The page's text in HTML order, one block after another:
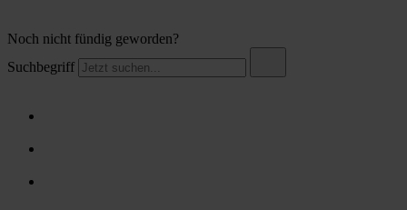
Noch nicht fündig geworden?
Suchbegriff